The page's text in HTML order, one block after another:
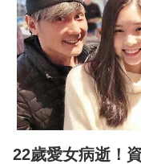
22歲愛女病逝！